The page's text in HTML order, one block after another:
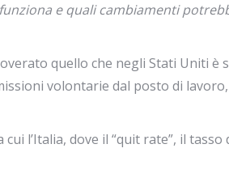
e quali cambiamenti
quello che negli Stati Uniti è
volontarie dal posto di
l’Italia, dove il “quit rate”, il tasso